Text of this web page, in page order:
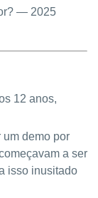
— 2025
12 anos,
demo por
a ser
isso inusitado